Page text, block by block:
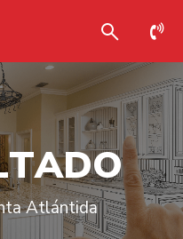
TADO
Atlántida